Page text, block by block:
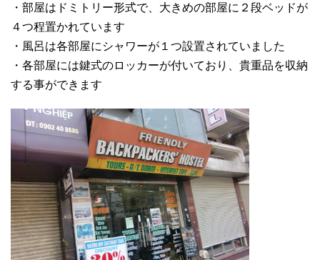
・部屋はドミトリー形式で、大きめの部屋に２段ベッドが
４つ程置かれています
・風呂は各部屋にシャワーが１つ設置されていました
・各部屋には鍵式のロッカーが付いており、貴重品を収納
する事ができます